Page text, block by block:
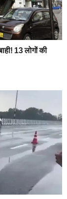
13 लोगों की